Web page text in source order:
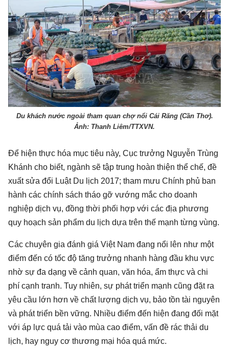
Du khách nước ngoài tham quan chợ nổi Cái Răng (Cần Thơ).
Ảnh: Thanh Liêm/TTXVN.
Để hiện thực hóa mục tiêu này, Cục trưởng Nguyễn Trùng
Khánh cho biết, ngành sẽ tập trung hoàn thiện thể chế, đề
xuất sửa đổi Luật Du lịch 2017; tham mưu Chính phủ ban
hành các chính sách tháo gỡ vướng mắc cho doanh
nghiệp dịch vụ, đồng thời phối hợp với các địa phương
quy hoạch sản phẩm du lịch dựa trên thế mạnh từng vùng.
Các chuyên gia đánh giá Việt Nam đang nổi lên như một
điểm đến có tốc độ tăng trưởng nhanh hàng đầu khu vực
nhờ sự đa dạng về cảnh quan, văn hóa, ẩm thực và chi
phí cạnh tranh. Tuy nhiên, sự phát triển mạnh cũng đặt ra
yêu cầu lớn hơn về chất lượng dịch vụ, bảo tồn tài nguyên
và phát triển bền vững. Nhiều điểm đến hiện đang đối mặt
với áp lực quá tải vào mùa cao điểm, vấn đề rác thải du
lịch, hay nguy cơ thương mại hóa quá mức.